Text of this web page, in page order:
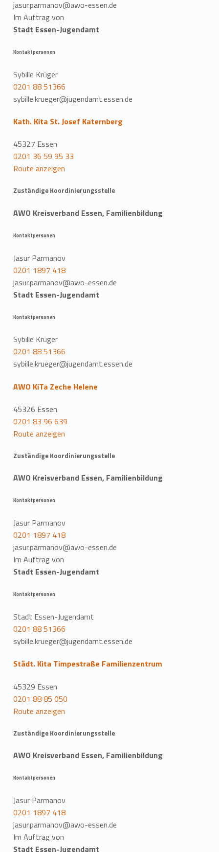
jasur.parmanov@awo-essen.de
Im Auftrag von
Stadt Essen-Jugendamt
Kontaktpersonen
Sybille Krüger
0201 88 51366
sybille.krueger@jugendamt.essen.de
Kath. Kita St. Josef Katernberg
45327 Essen
0201 36 59 95 33
Route anzeigen
Zuständige Koordinierungsstelle
AWO Kreisverband Essen, Familienbildung
Kontaktpersonen
Jasur Parmanov
0201 1897 418
jasur.parmanov@awo-essen.de
Stadt Essen-Jugendamt
Kontaktpersonen
Sybille Krüger
0201 88 51366
sybille.krueger@jugendamt.essen.de
AWO KiTa Zeche Helene
45326 Essen
0201 83 96 639
Route anzeigen
Zuständige Koordinierungsstelle
AWO Kreisverband Essen, Familienbildung
Kontaktpersonen
Jasur Parmanov
0201 1897 418
jasur.parmanov@awo-essen.de
Im Auftrag von
Stadt Essen-Jugendamt
Kontaktpersonen
Stadt Essen-Jugendamt
0201 88 51366
sybille.krueger@jugendamt.essen.de
Städt. Kita Timpestraße Familienzentrum
45329 Essen
0201 88 85 050
Route anzeigen
Zuständige Koordinierungsstelle
AWO Kreisverband Essen, Familienbildung
Kontaktpersonen
Jasur Parmanov
0201 1897 418
jasur.parmanov@awo-essen.de
Im Auftrag von
Stadt Essen-Jugendamt